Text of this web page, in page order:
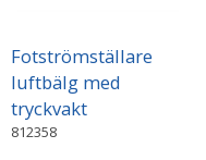
Fotströmställare
luftbälg med
tryckvakt
812358